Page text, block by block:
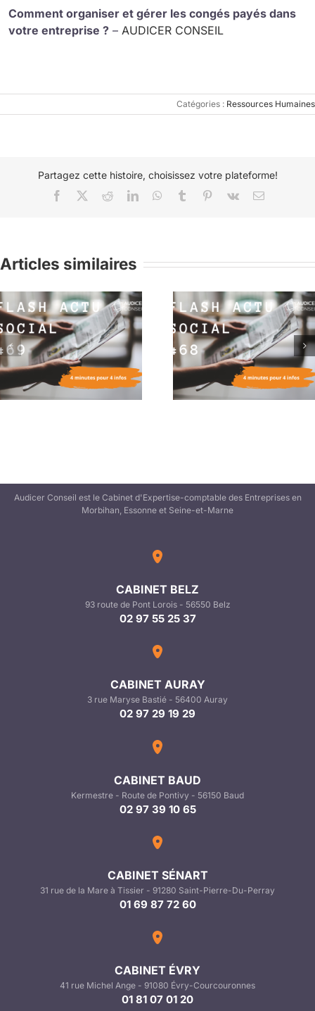
Comment organiser et gérer les congés payés dans
votre entreprise ?– AUDICER CONSEIL
Catégories : Ressources Humaines
Partagez cette histoire, choisissez votre plateforme!
Facebook RedditLinkedInWhatsApp
Tumblr Pinterest
Vk Email
Articles similaires
Flash Actu Social #68 :
4 minutes pour 4 infos
Flash Actu Social
4 minutes pour 4
Audicer Conseil est le Cabinet d'Expertise-comptable des Entreprises en
Morbihan, Essonne et Seine-et-Marne
CABINET BELZ
93 route de Pont Lorois - 56550 Belz
02 97 55 25 37
CABINET AURAY
3 rue Maryse Bastié - 56400 Auray
02 97 29 19 29
CABINET BAUD
Kermestre - Route de Pontivy - 56150 Baud
02 97 39 10 65
CABINET SÉNART
31 rue de la Mare à Tissier - 91280 Saint-Pierre-Du-Perray
01 69 87 72 60
CABINET ÉVRY
41 rue Michel Ange - 91080 Évry-Courcouronnes
01 81 07 01 20